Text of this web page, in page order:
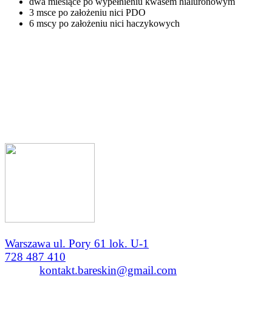
3 msce po założeniu nici PDO
6 mscy po założeniu nici haczykowych
Warszawa ul. Pory 61 lok. U-1
728 487 410
kontakt.bareskin@gmail.com